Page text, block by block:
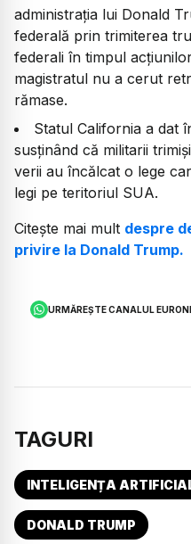
administrația lui Donald
federală prin trimiterea
federali în timpul
magistratul nu a cerut
rămase.
Statul California a dat
susținând că militarii
verii au încălcat o lege
legi pe teritoriul SUA.
Citește mai mult despre
privire la Donald Trump.
URMĂREȘTE CANALUL
TAGURI
INTELIGENȚA
DONALD TRUMP